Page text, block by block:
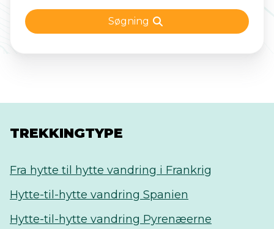
rygsæk og vær med på eventyret!
Søgning
TREKKINGTYPE
Fra hytte til hytte vandring i Frankrig
Hytte-til-hytte vandring Spanien
Hytte-til-hytte vandring Pyrenæerne